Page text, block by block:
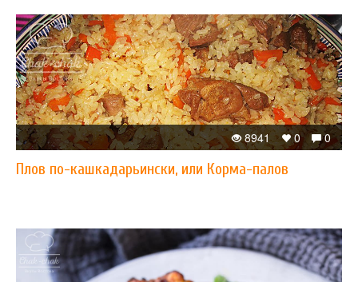
0
0
8941
Плов по-кашкадарьински, или Корма-палов